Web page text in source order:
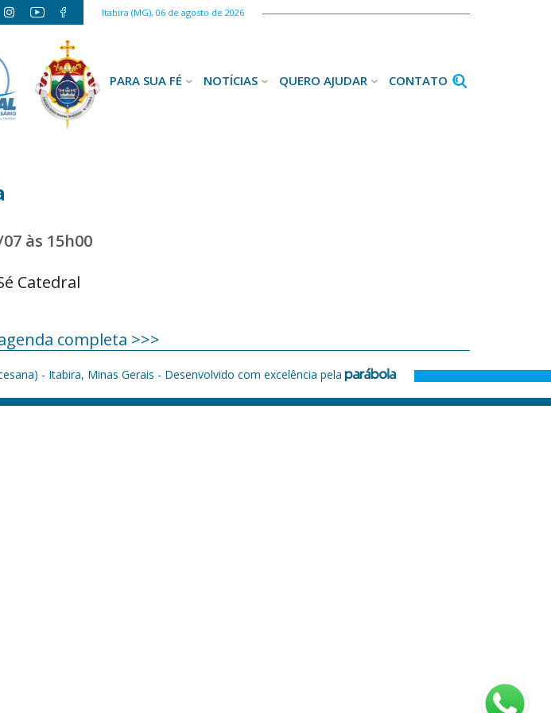
Itabira (MG), 06 de agosto de 2026
PARA SUA FÉ NOTÍCIAS QUERO AJUDAR CONTATO
às 15h00
Catedral
completa >>>
- Itabira, Minas Gerais - Desenvolvido com excelência pela